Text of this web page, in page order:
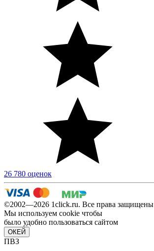
26 780 оценок
©2002—2026 1сlick.ru. Все права защищены
Мы используем cookie чтобы
было удобно пользоваться сайтом
ОКЕЙ
ПВЗ